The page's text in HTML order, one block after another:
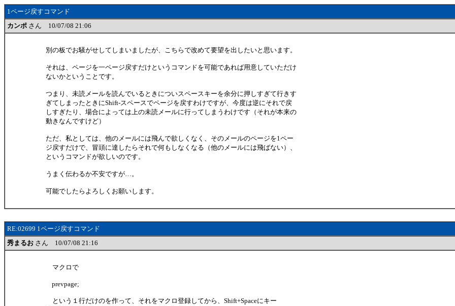
1ページ戻すコマンド
カンポ さん 10/07/08 21:06
別の板でお騒がせしてしまいましたが、こちらで改めて要望を出したいと思います。
それは、ページを一ページ戻すだけというコマンドを可能であれば用意していただけ
ないかということです。
つまり、未読メールを読んでいるときについスペースキーを余分に押しすぎて行きす
ぎてしまったときにShift-スペースでページを戻すわけですが、今度は逆にそれで戻
しすぎたり、場合によっては上の未読メールに行ってしまうわけです（それが本来の
動きなんですけど）
ただ、私としては、他のメールには飛んで欲しくなく、そのメールのページを1ペー
ジ戻すだけで、冒頭に達したらそれで何もしなくなる（他のメールには飛ばない）、
というコマンドが欲しいのです。
うまく伝わるか不安ですが…。
可能でしたらよろしくお願いします。
RE:02699 1ページ戻すコマンド
秀まるお さん 10/07/08 21:16
マクロで
prevpage;
という１行だけのを作って、それをマクロ登録してから、Shift+Spaceにキー